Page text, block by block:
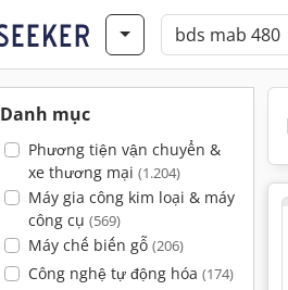
Danh mục
Phương tiện vận chuyển &
xe thương mại (1.204)
Máy gia công kim loại & máy
công cụ (569)
Máy chế biến gỗ (206)
Công nghệ tự động hóa (174)